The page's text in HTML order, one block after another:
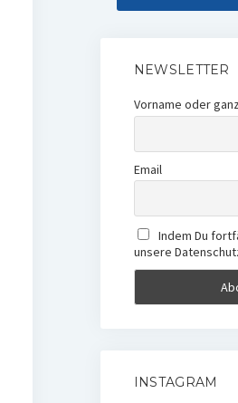
NEWSLETTER
Vorname oder
Email
Indem Du
unsere
INSTAGRAM